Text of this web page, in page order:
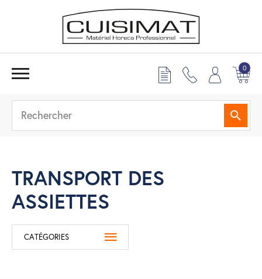
0
TRANSPORT DES
ASSIETTES
CATÉGORIES